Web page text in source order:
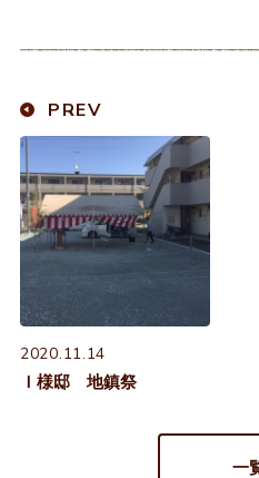
PREV
2020.11.14
Ｉ様邸 地鎮祭
一